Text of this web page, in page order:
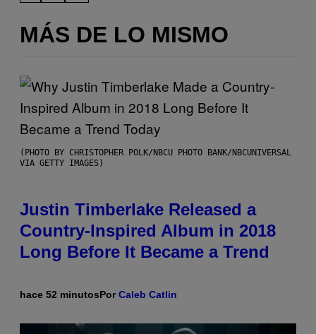
MÁS DE LO MISMO
(PHOTO BY CHRISTOPHER POLK/NBCU PHOTO BANK/NBCUNIVERSAL
VIA GETTY IMAGES)
Justin Timberlake Released a
Country-Inspired Album in 2018
Long Before It Became a Trend
hace 52 minutosPorCaleb Catlin